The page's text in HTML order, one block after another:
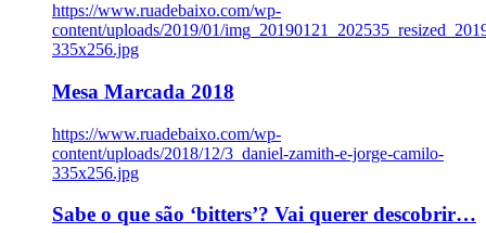
https://www.ruadebaixo.com/wp-
content/uploads/2019/01/
335x256.jpg
Mesa Marcada 2018
https://www.ruadebaixo.com/wp-
content/uploads/2018/12/3_daniel-zamith-e-jorge-camilo-
335x256.jpg
Sabe o que são ‘bitters’? Vai querer descobrir…